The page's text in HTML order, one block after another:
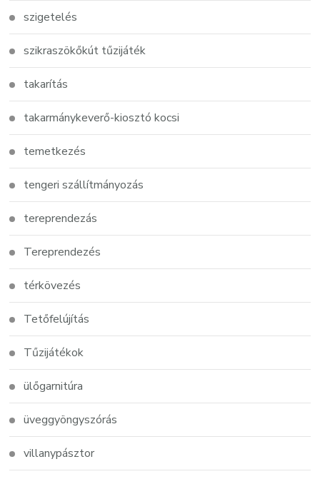
szigetelés
szikraszökőkút tűzijáték
takarítás
takarmánykeverő-kiosztó kocsi
temetkezés
tengeri szállítmányozás
tereprendezás
Tereprendezés
térkövezés
Tetőfelújítás
Tűzijátékok
ülőgarnitúra
üveggyöngyszórás
villanypásztor